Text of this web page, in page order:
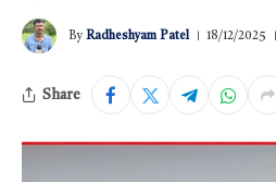
By Radheshyam Patel 18/12/2025
Share